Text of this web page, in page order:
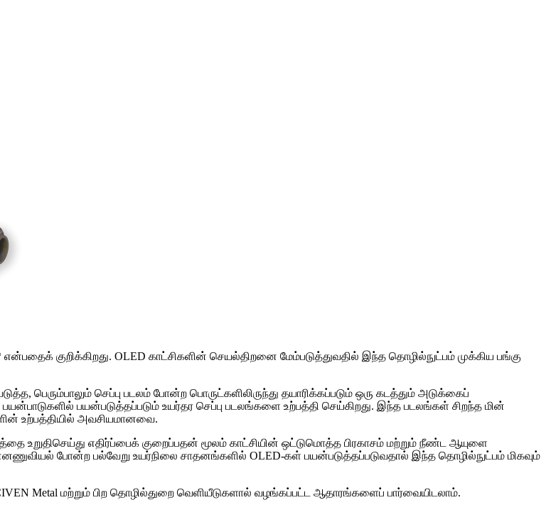
குறிக்கிறது. OLED காட்சிகளின் செயல்திறனை மேம்படுத்துவதில் இந்த தொழில்நுட்பம் முக்கிய பங்கு
பெரும்பாலும் செப்பு படலம் போன்ற பொருட்களிலிருந்து தயாரிக்கப்படும் ஒரு கடத்தும் அடுக்கைப்
பயன்படுத்தப்படும் உயர்தர செப்பு படலங்களை உற்பத்தி செய்கிறது. இந்த படலங்கள் சிறந்த மின்
உற்பத்தியில் அவசியமானவை.
உறுதிசெய்து எதிர்ப்பைக் குறைப்பதன் மூலம் காட்சியின் ஒட்டுமொத்த பிரகாசம் மற்றும் நீண்ட ஆயுளை
போன்ற பல்வேறு உயர்நிலை சாதனங்களில் OLED-கள் பயன்படுத்தப்படுவதால் இந்த தொழில்நுட்பம் மிகவும்
Metal மற்றும் பிற தொழில்துறை வெளியீடுகளால் வழங்கப்பட்ட ஆதாரங்களைப் பார்வையிடலாம்.